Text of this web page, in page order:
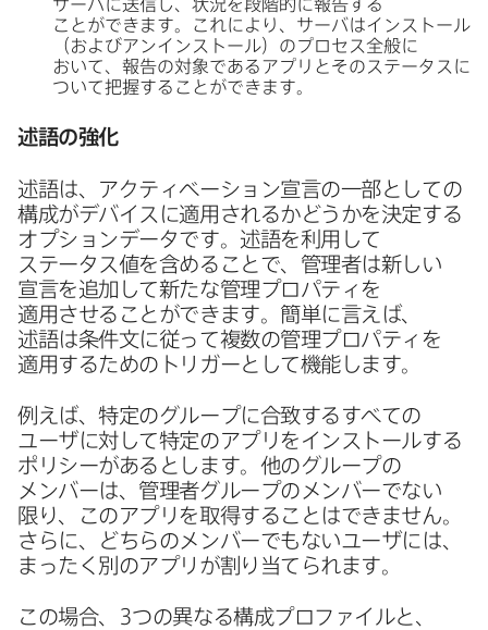
サーバに​送信し、​状況を​段階的に​報告する​
ことができます。​これに​より、​サーバは​インストール​
（および​アンインストール）の​プロセス全般に​
おいて、​報告の​対象である​アプリと​その​ステータスに​
ついて​把握する​ことができます。
述語の​強化
述語は、​アクティベーション宣言の​一部と​しての​
構成が​デバイスに​適用されるか​どうかを​決定する​
オプションデータです。​述語を​利用して​
ステータス値を​含める​ことで、​管理者は​新しい​
宣言を​追加して​新たな​管理プロパティを​
適用させる​ことができます。​簡単に​言えば、​
述語は​条件文に​従って​複数の​管理プロパティを​
適用する​ための​トリガーと​して​機能します。
例えば、​特定の​グループに​合致する​すべての​
ユーザに​対して​特定の​アプリを​インストールする​
ポリシーが​あるとします。​他の​グループの​
メンバーは、​管理者グループの​メンバーで​ない​
限り、​この​アプリを​取得する​ことは​できません。​
さらに、​どちらの​メンバーでもない​ユーザには、​
まったく​別の​アプリが​割り当てられます。
この​場合、 3つの​異なる​構成プロファイルと、​